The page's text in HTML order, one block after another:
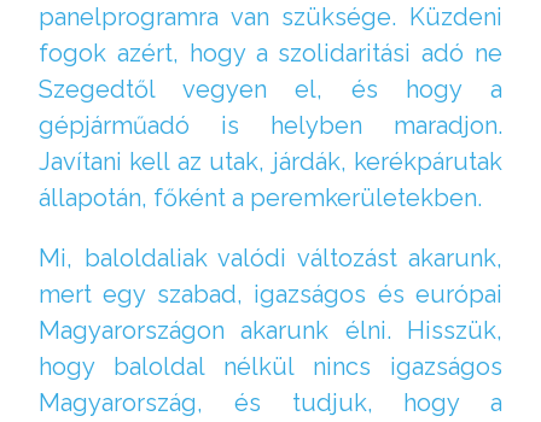
panelprogramra van szüksége. Küzdeni
fogok azért, hogy a szolidaritási adó ne
Szegedtől vegyen el, és hogy a
gépjárműadó is helyben maradjon.
Javítani kell az utak, járdák, kerékpárutak
állapotán, főként a peremkerületekben.
Mi, baloldaliak valódi változást akarunk,
mert egy szabad, igazságos és európai
Magyarországon akarunk élni. Hisszük,
hogy baloldal nélkül nincs igazságos
Magyarország, és tudjuk, hogy a